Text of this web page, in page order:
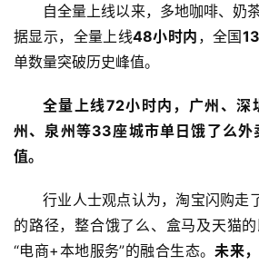
科
财
经
育
登录 注册
自全量上线以来，多地咖啡、奶
据显示，全量上线48小时内 ，全国
单数量突破历史峰值。
全量上线72小时内，广州、深
州、泉州等33座城市单日饿了么外
值。
行业人士观点认为，淘宝闪购走
的路径，整合饿了么、盒马及天猫
“电商+本地服务”的融合生态。未来